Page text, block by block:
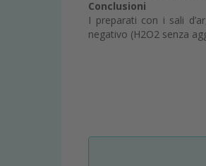
Conclusioni
I preparati con i sali
negativo (H2O2 senza